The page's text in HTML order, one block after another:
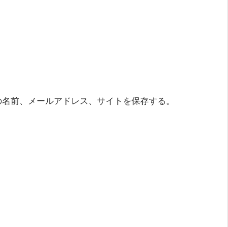
前、メールアドレス、サイトを保存する。